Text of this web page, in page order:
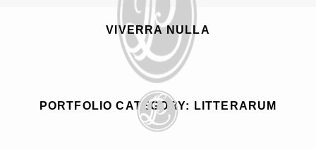
VIVERRA NULLA
PORTFOLIO CATEGORY: LITTERARUM